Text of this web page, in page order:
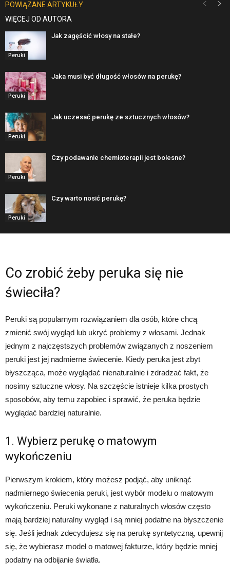
POWIĄZANE ARTYKUŁY
WIĘCEJ OD AUTORA
Peruki
Jak zagęścić włosy na stałe?
Peruki
Jaka musi być długość włosów na perukę?
Peruki
Jak uczesać perukę ze sztucznych włosów?
Peruki
Czy podawanie chemioterapii jest bolesne?
Peruki
Czy warto nosić perukę?
Co zrobić żeby peruka się nie
świeciła?
Peruki są popularnym rozwiązaniem dla osób, które chcą
zmienić swój wygląd lub ukryć problemy z włosami. Jednak
jednym z najczęstszych problemów związanych z noszeniem
peruki jest jej nadmierne świecenie. Kiedy peruka jest zbyt
błyszcząca, może wyglądać nienaturalnie i zdradzać fakt, że
nosimy sztuczne włosy. Na szczęście istnieje kilka prostych
sposobów, aby temu zapobiec i sprawić, że peruka będzie
wyglądać bardziej naturalnie.
1. Wybierz perukę o matowym
wykończeniu
Pierwszym krokiem, który możesz podjąć, aby uniknąć
nadmiernego świecenia peruki, jest wybór modelu o matowym
wykończeniu. Peruki wykonane z naturalnych włosów często
mają bardziej naturalny wygląd i są mniej podatne na błyszczenie
się. Jeśli jednak zdecydujesz się na perukę syntetyczną, upewnij
się, że wybierasz model o matowej fakturze, który będzie mniej
podatny na odbijanie światła.